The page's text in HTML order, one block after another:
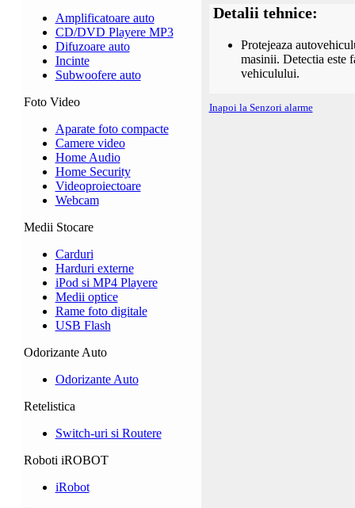
Amplificatoare auto
CD/DVD Playere MP3
Difuzoare auto
Incinte
Subwoofere auto
Foto Video
Aparate foto compacte
Camere video
Home Audio
Home Security
Videoproiectoare
Webcam
Medii Stocare
Carduri
Harduri externe
iPod si MP4 Playere
Medii optice
Rame foto digitale
USB Flash
Odorizante Auto
Odorizante Auto
Retelistica
Switch-uri si Routere
Roboti iROBOT
iRobot
Detalii tehnice:
Protejeaza
masinii. Detectia este
vehiculului.
Inapoi la Senzori alarme